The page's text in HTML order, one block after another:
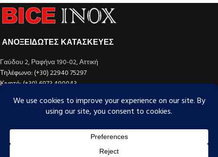
ΑΝΟΞΕΙΔΩΤΕΣ ΚΑΤΑΣΚΕΥΕΣ
Γαύδου 2, Ραφήνα 190-02, Αττική
Τηλέφωνο: (+30) 22940 75297
Κινητό: (+30) 6973 490043
ΚΑΤΗΓΟΡΊΕΣ ΠΡΟΪΌΝΤΩΝ
MENU